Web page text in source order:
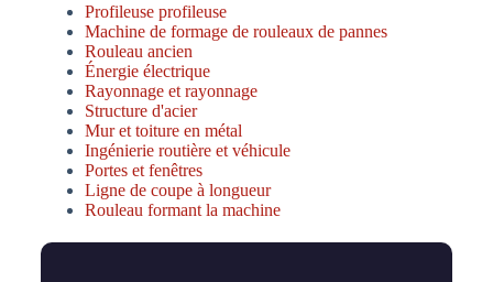
Profileuse profileuse
Machine de formage de rouleaux de pannes
Rouleau ancien
Énergie électrique
Rayonnage et rayonnage
Structure d'acier
Mur et toiture en métal
Ingénierie routière et véhicule
Portes et fenêtres
Ligne de coupe à longueur
Rouleau formant la machine